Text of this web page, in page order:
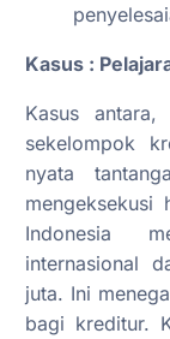
Kasus :
Kasus antara,
sekelompok
nyata
mengeksekusi
Indonesia
internasional
juta. Ini
bagi kreditur.